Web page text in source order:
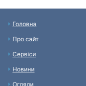
Головна
Про сайт
Сервіси
Новини
Огляди